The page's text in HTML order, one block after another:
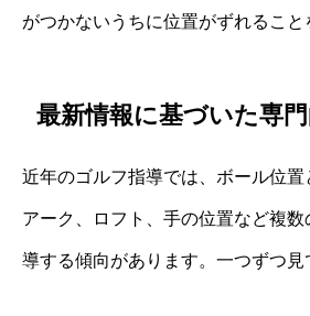
がつかないうちに位置がずれること
最新情報に基づいた専
近年のゴルフ指導では、ボール位
アーク、ロフト、手の位置など複
導する傾向があります。一つずつ見